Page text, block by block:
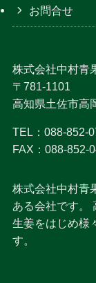
お問合せ
株式会社中村青
〒781-1101
高知県土佐市高
TEL：088-852-
FAX：088-852-
株式会社中村青
ある会社です。
生姜をはじめ様
す。